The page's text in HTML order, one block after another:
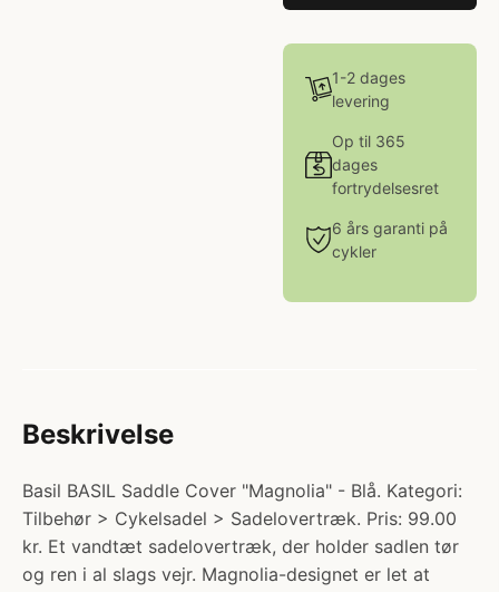
1-2 dages
levering
Op til 365
dages
fortrydelsesret
6 års garanti på
cykler
Beskrivelse
Basil BASIL Saddle Cover "Magnolia" - Blå. Kategori:
Tilbehør > Cykelsadel > Sadelovertræk. Pris: 99.00
kr. Et vandtæt sadelovertræk, der holder sadlen tør
og ren i al slags vejr. Magnolia-designet er let at